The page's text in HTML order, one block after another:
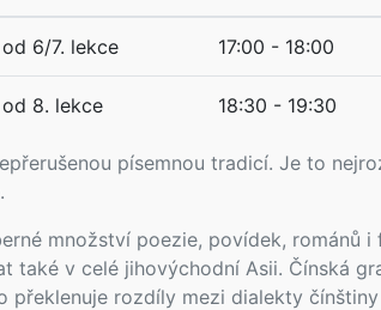
písemnou tradicí. Je to
množství poezie, povídek,
také v celé jihovýchodní Asii. Čínská
překlenuje rozdíly mezi dialekty
6/7. lekce 17:00 - 18:00
8. lekce 18:30 - 19:30